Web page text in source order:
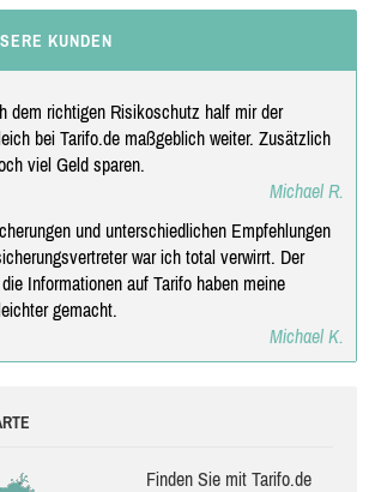
KUNDEN
dem richtigen Risikoschutz half mir der
bei Tarifo.de maßgeblich weiter. Zusätzlich
viel Geld sparen.
Michael R.
und unterschiedlichen Empfehlungen
war ich total verwirrt. Der
Informationen auf Tarifo haben meine
gemacht.
Michael K.
Finden Sie mit Tarifo.de